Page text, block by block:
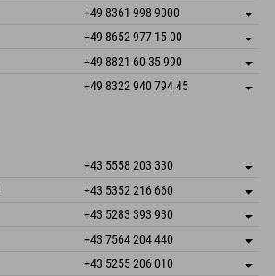
Adresse speichern
Anreiseinfos
Buchen
+49 8361 998 9000
Adresse speichern
Buchen
+49 8652 977 15 00
Adresse speichern
Anreiseinfos
Buchen
+49 8821 60 35 990
Adresse speichern
+49 8322 940 794 45
+43 5558 203 330
Adresse speichern
Anreiseinfos
Buchen
+43 5352 216 660
Adresse speichern
Buchen
+43 5283 393 930
Adresse speichern
Anreiseinfos
Buchen
+43 7564 204 440
Adresse speichern
+43 5255 206 010